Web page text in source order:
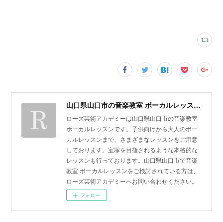
山口県山口市の音楽教室 ボーカルレッスン | ローズ芸術アカデミー
ローズ芸術アカデミーは山口県山口市の音楽教室
ボーカルレッスンです。子供向けから大人のボー
カルレッスンまで、さまざまなレッスンをご用意
しております。宝塚を目指されるような本格的な
レッスンも行っております。山口県山口市で音楽
教室 ボーカルレッスンをご検討されている方は、
ローズ芸術アカデミーへお問い合わせください。
フォロー